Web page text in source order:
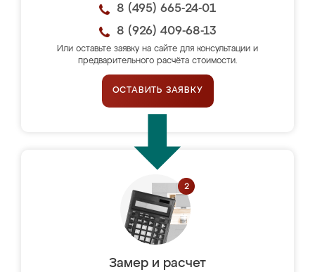
8 (495) 665-24-01
8 (926) 409-68-13
Или оставьте заявку на сайте для консультации и
предварительного расчёта стоимости.
ОСТАВИТЬ ЗАЯВКУ
Замер и расчет